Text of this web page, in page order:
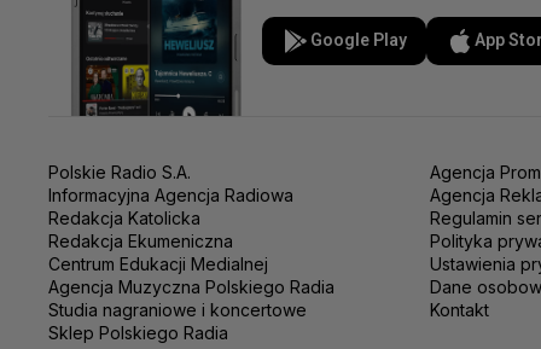
Google Play App
Polskie Radio S.A.
Informacyjna Agencja Radiowa
Redakcja Katolicka
Redakcja Ekumeniczna
Centrum Edukacji Medialnej
Agencja Muzyczna Polskiego Radia
Studia nagraniowe i koncertowe
Sklep Polskiego Radia
Agencja
Agencja
Regulamin
Polityka
Ustawienia
Dane
Kontakt